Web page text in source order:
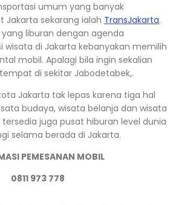
umum yang banyak
Jakarta sekarang ialah TransJakarta.
liburan dengan agenda
wisata di Jakarta kebanyakan memilih
mobil. Apalagi bila ingin sekalian
di sekitar Jabodetabek,.
Jakarta tak lepas karena tiga hal
budaya, wisata belanja dan wisata
juga pusat hiburan level dunia
selama berada di Jakarta.
PEMESANAN MOBIL
0811 973 778